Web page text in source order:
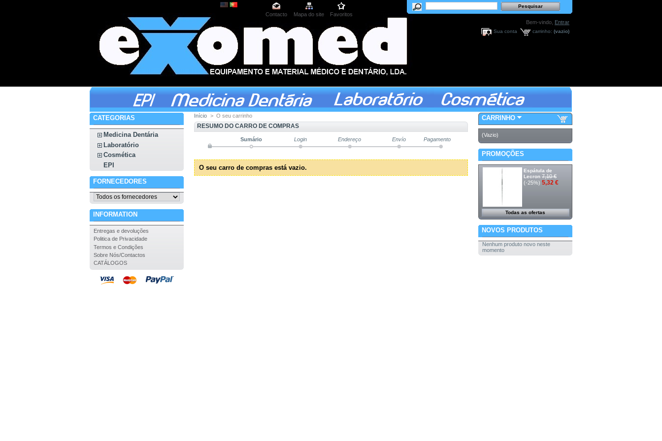
Contacto Mapa do site
Favoritos
Bem-vindo, Entrar
carrinho: (vazio)
Sua conta
CATEGORIAS
Medicina Dentária
Laboratório
Cosmética
EPI
FORNECEDORES
INFORMATION
Entregas e devoluções
Politica de Privacidade
Termos e Condições
Sobre Nós/Contactos
CATÁLOGOS
Início > O seu carrinho
RESUMO DO CARRO DE COMPRAS
Sumário Login Endereço Envío Pagamento
O seu carro de compras está vazio.
CARRINHO
(Vazio)
PROMOÇÕES
Espátula de
Lecron 7,10 €
(-25%) 5,32 €
Todas as ofertas
NOVOS PRODUTOS
Nenhum produto novo neste
momento